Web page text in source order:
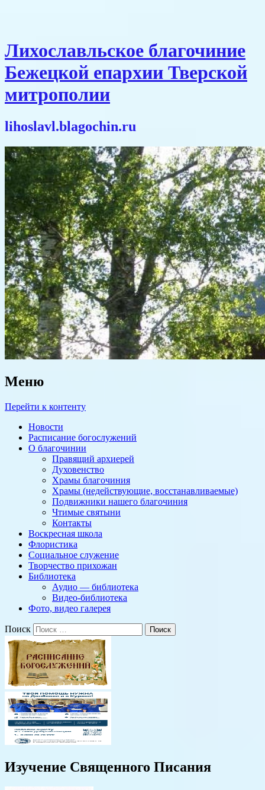
Лихославльское благочиние
Бежецкой епархии Тверской
митрополии
lihoslavl.blagochin.ru
Меню
Перейти к контенту
Новости
Расписание богослужений
О благочинии
Правящий архиерей
Духовенство
Храмы благочиния
Храмы (недействующие, восстанавливаемые)
Подвижники нашего благочиния
Чтимые святыни
Контакты
Воскресная школа
Флористика
Социальное служение
Творчество прихожан
Библиотека
Аудио — библиотека
Видео-библиотека
Фото, видео галерея
Поиск
Изучение Священного Писания